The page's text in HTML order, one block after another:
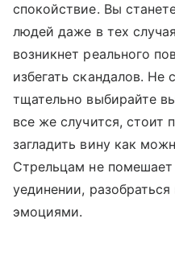
спокойствие. Вы
людей даже в тех
возникнет реального
избегать скандалов.
тщательно выбирайте
все же случится, стоит
загладить вину как
Стрельцам не
уединении,
эмоциями.